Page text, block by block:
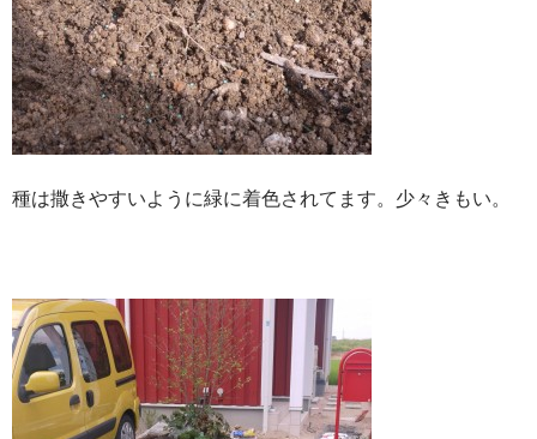
種は撒きやすいように緑に着色されてます。少々きもい。